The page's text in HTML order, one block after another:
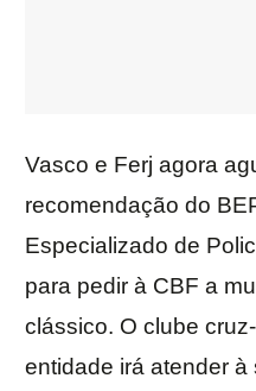
Vasco e Ferj agora
recomendação do
Especializado de
para pedir à CBF a
clássico. O clube
entidade irá atender à